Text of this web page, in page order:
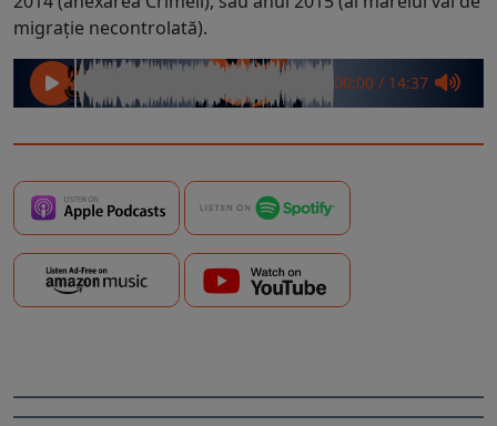
migrație necontrolată).
00:00 / 14:37